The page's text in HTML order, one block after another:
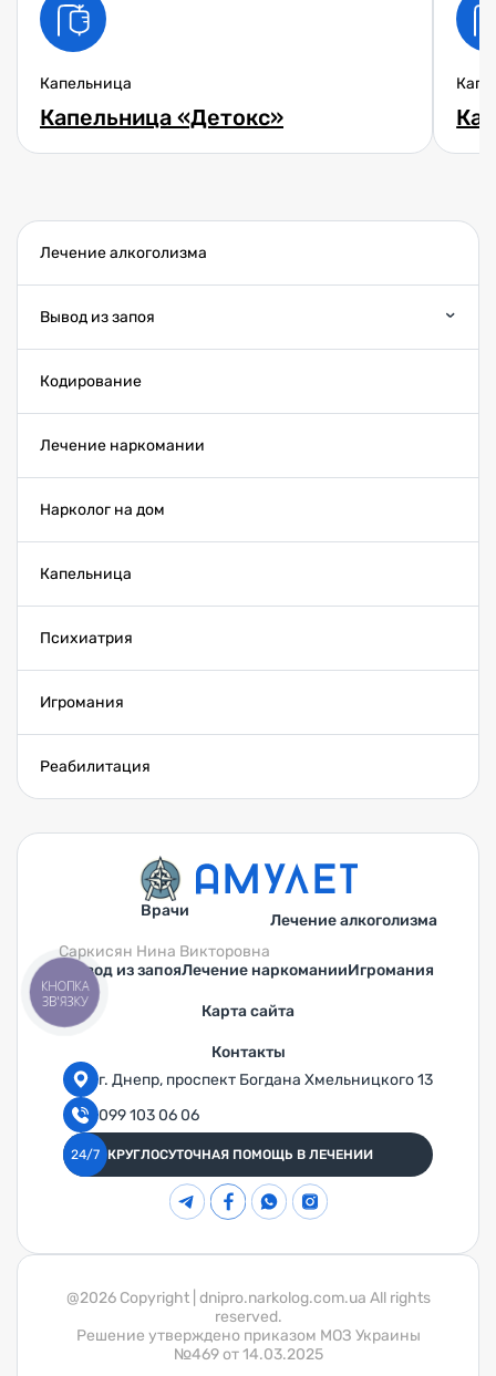
Лечение алкоголизма
Вывод из запоя
Кодирование
Лечение наркомании
Нарколог на дом
Капельница
Психиатрия
Игромания
Реабилитация
Капельница
Капельница «Детокс»
Врачи
Саркисян Нина Викторовна
Лечение алкоголизма
Вывод из запояЛечение наркоманииИгромания
Карта сайта
Контакты
г. Днепр, проспект Богдана Хмельницкого 13
099 103 06 06
24/7 КРУГЛОСУТОЧНАЯ ПОМОЩЬ В ЛЕЧЕНИИ
@2026 Copyright | dnipro.narkolog.com.ua All rights
reserved.
Решение утверждено приказом МОЗ Украины
№469 от 14.03.2025
КНОПКА
ЗВ'ЯЗКУ